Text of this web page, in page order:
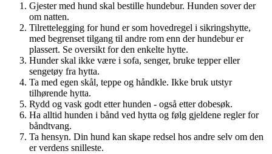
Gjester med hund skal bestille hundebur. Hunden sover der
om natten.
Tilrettelegging for hund er som hovedregel i sikringshytte,
med begrenset tilgang til andre rom enn der hundebur er
plassert. Se oversikt for den enkelte hytte.
Hunder skal ikke være i sofa, senger, bruke tepper eller
sengetøy fra hytta.
Ta med egen skål, teppe og håndkle. Ikke bruk utstyr
tilhørende hytta.
Rydd og vask godt etter hunden - også etter dobesøk.
Ha alltid hunden i bånd ved hytta og følg gjeldene regler for
båndtvang.
Ta hensyn. Din hund kan skape redsel hos andre selv om den
er verdens snilleste.